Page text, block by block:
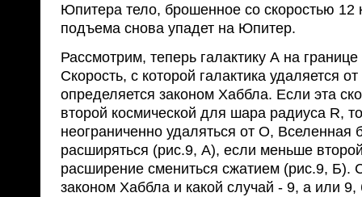
Юпитера тело, брошенное со скоростью 12
подъема снова упадет на Юпитер.
Рассмотрим, теперь галактику А на
Скорость, с которой галактика удаляется
определяется законом Хаббла. Если эта
второй космической для шара радиуса R,
неограниченно удаляться от О, Вселенная
расширяться (рис.9, А), если меньше
расширение смениться сжатием (рис.9, Б).
законом Хаббла и какой случай - 9, а или 9,